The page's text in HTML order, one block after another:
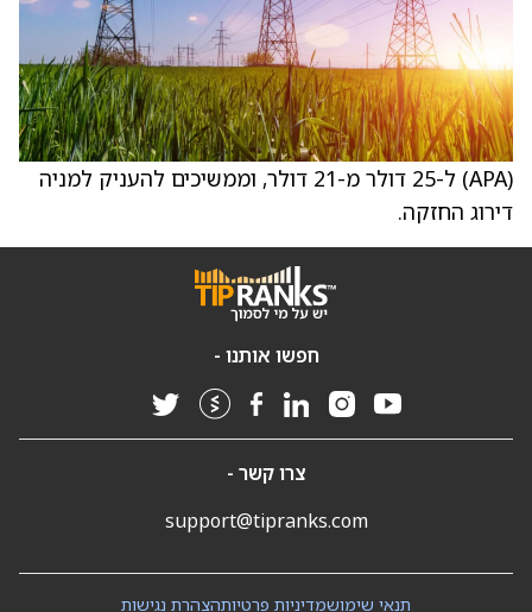
(APA) ל-25 דולר מ-21 דולר, וממשיכים להעניק למניה
דירוג החזקה.
חפשו אותנו -
צרו קשר -
support@tipranks.com
הצהרת נגישותמדיניות פרטיותתנאי שימוש